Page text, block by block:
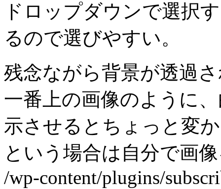
ドロップダウンで選択
るので選びやすい。
残念ながら背景が透過
一番上の画像のように
示させるとちょっと変
という場合は自分で画
/wp-content/plugins/